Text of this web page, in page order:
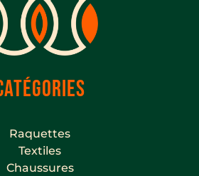
Raquettes
Textiles
Chaussures